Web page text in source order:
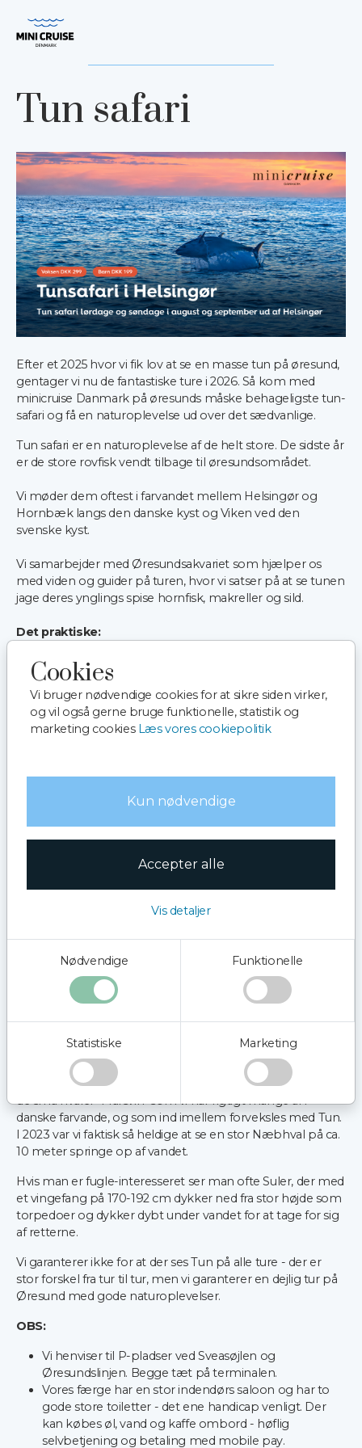
Cookies
Vi bruger nødvendige cookies for at sikre siden virker,
og vil også gerne bruge funktionelle, statistik og
marketing cookies Læs vores cookiepolitik
Kun nødvendige
Accepter alle
Vis detaljer
Nødvendige Funktionelle
Statistiske Marketing
Tun safari
Efter et 2025 hvor vi fik lov at se en masse tun på øresund,
gentager vi nu de fantastiske ture i 2026. Så kom med
minicruise Danmark på øresunds måske behageligste tun-
safari og få en naturoplevelse ud over det sædvanlige.
Tun safari er en naturoplevelse af de helt store. De sidste år
er de store rovfisk vendt tilbage til øresundsområdet.
Vi møder dem oftest i farvandet mellem Helsingør og
Hornbæk langs den danske kyst og Viken ved den
svenske kyst.
Vi samarbejder med Øresundsakvariet som hjælper os
med viden og guider på turen, hvor vi satser på at se tunen
jage deres ynglings spise hornfisk, makreller og sild.
Det praktiske:
Mødested: Sundbussernes Terminal, Færgevej 24 i
Helsingør.
Mød op senest 10 minutter før afgang.
Varighed: Cirka 1 time og 45 minutter.
Når tunen jager ser de deres bytte nedefra og de har så
på op til 800 kg springe ud af vandet. På rejsen ser vi ofte
mange andre dyr f.eks. sæler som ynder at hvile sig i
området lidt nord for det legendariske "Sofiero Slot", eller
de små hvaler "Marsvin" som vi har rigtigt mange af i
danske farvande, og som ind imellem forveksles med Tun.
I 2023 var vi faktisk så heldige at se en stor Næbhval på ca.
10 meter springe op af vandet.
Hvis man er fugle-interesseret ser man ofte Suler, der med
et vingefang på 170-192 cm dykker ned fra stor højde som
torpedoer og dykker dybt under vandet for at tage for sig
af retterne.
Vi garanterer ikke for at der ses Tun på alle ture - der er
stor forskel fra tur til tur, men vi garanterer en dejlig tur på
Øresund med gode naturoplevelser.
OBS:
Vi henviser til P-pladser ved Sveasøjlen og
Øresundslinjen. Begge tæt på terminalen.
Vores færge har en stor indendørs saloon og har to
gode store toiletter - det ene handicap venligt. Der
kan købes øl, vand og kaffe ombord - høflig
selvbetjening og betaling med mobile pay.